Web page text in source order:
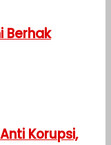
Berhak
Korupsi,